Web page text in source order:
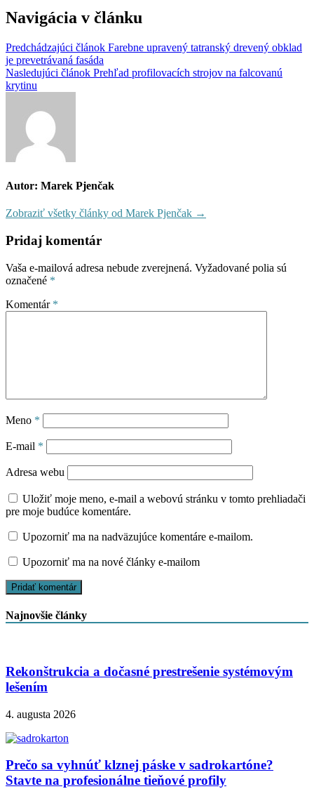
Navigácia v článku
Predchádzajúci článok Farebne upravený tatranský drevený obklad
je prevetrávaná fasáda
Nasledujúci článok Prehľad profilovacích strojov na falcovanú
krytinu
Autor: Marek Pjenčak
Zobraziť všetky články od Marek Pjenčak →
Pridaj komentár
Vaša e-mailová adresa nebude zverejnená. Vyžadované polia sú
označené *
Komentár *
Meno *
E-mail *
Adresa webu
Uložiť moje meno, e-mail a webovú stránku v tomto prehliadači
pre moje budúce komentáre.
Upozorniť ma na nadväzujúce komentáre e-mailom.
Upozorniť ma na nové články e-mailom
Najnovšie články
Rekonštrukcia a dočasné prestrešenie systémovým
lešením
4. augusta 2026
Prečo sa vyhnúť klznej páske v sadrokartóne?
Stavte na profesionálne tieňové profily